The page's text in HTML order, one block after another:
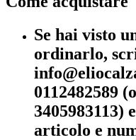
Se hai visto
ordinarlo,
0112482589
articolo e